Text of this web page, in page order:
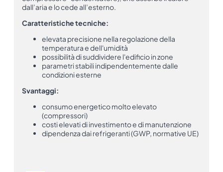
dall’aria e lo cede all’esterno.
Caratteristiche tecniche:
elevata precisione nella regolazione della
temperatura e dell'umidità
possibilità di suddividere l'edificio in zone
parametri stabili indipendentemente dalle
condizioni esterne
Svantaggi:
consumo energetico molto elevato
(compressori)
costi elevati di investimento e di manutenzione
dipendenza dai refrigeranti (GWP, normative UE)